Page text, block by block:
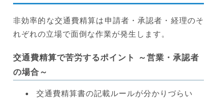
非効率的な交通費精算は申請者・承認者・経理のそ
れぞれの立場で面倒な作業が発生します。
交通費精算で苦労するポイント ～営業・承認者
の場合～
交通費精算書の記載ルールが分かりづらい